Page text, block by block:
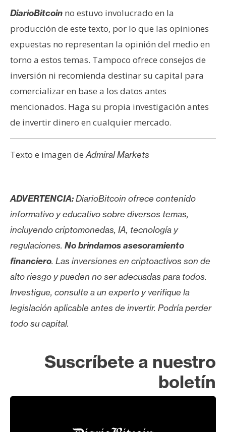
DiarioBitcoin no estuvo involucrado en la
producción de este texto, por lo que las opiniones
expuestas no representan la opinión del medio en
torno a estos temas. Tampoco ofrece consejos de
inversión ni recomienda destinar su capital para
comercializar en base a los datos antes
mencionados. Haga su propia investigación antes
de invertir dinero en cualquier mercado.
Texto e imagen deAdmiral Markets
ADVERTENCIA:DiarioBitcoin ofrece contenido
informativo y educativo sobre diversos temas,
incluyendo criptomonedas, IA, tecnología y
regulaciones. No brindamos asesoramiento
financiero. Las inversiones en criptoactivos son de
alto riesgo y pueden no ser adecuadas para todos.
Investigue, consulte a un experto y verifique la
legislación aplicable antes de invertir. Podría perder
todo su capital.
Suscríbete a nuestro
boletín